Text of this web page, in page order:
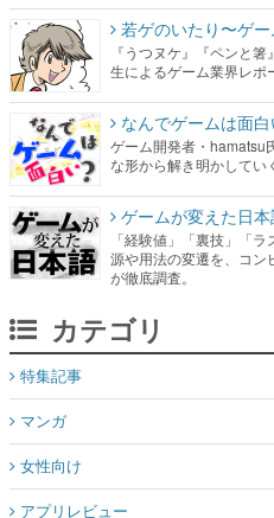
若ゲのいたり〜ゲ
『うつヌケ』『ペンと
生によるゲーム業界レポ
なんでゲームは面白
ゲーム開発者・hamatsu
な形から解き明かしてい
ゲームが変えた日
「経験値」「裏技」「
源や用法の変遷を、コン
が徹底調査。
カテゴリ
特集記事
マンガ
女性向け
アプリレビュー